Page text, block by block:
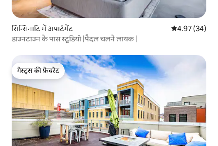
सिन्सिनाटि में अपार्टमेंट औसत रेटिंग 5 में
4.97 (34)
डाउनटाउन के पास स्टूडियो |पैदल चलने लायक |
गेस्ट्स की फ़ेवरेट
गेस्ट्स की फ़ेवरेट